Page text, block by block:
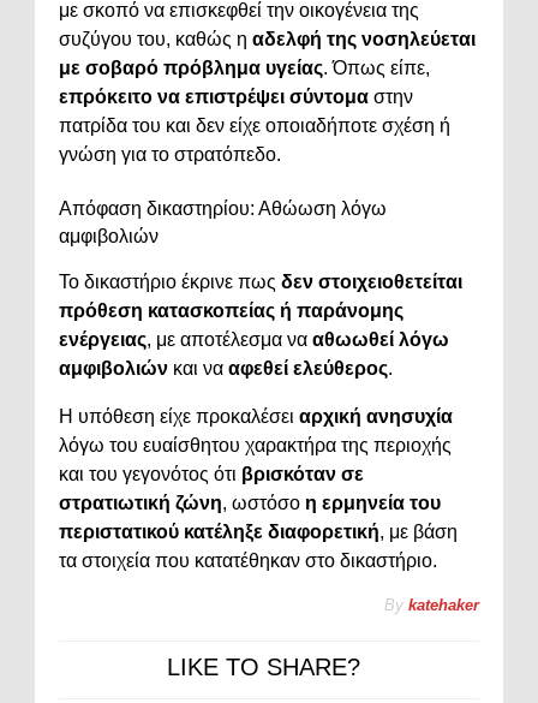
με σκοπό να επισκεφθεί την οικογένεια της
συζύγου του, καθώς η αδελφή της νοσηλεύεται
με σοβαρό πρόβλημα υγείας. Όπως είπε,
επρόκειτο να επιστρέψει σύντομα στην
πατρίδα του και δεν είχε οποιαδήποτε σχέση ή
γνώση για το στρατόπεδο.
Απόφαση δικαστηρίου: Αθώωση λόγω
αμφιβολιών
Το δικαστήριο έκρινε πως δεν στοιχειοθετείται
πρόθεση κατασκοπείας ή παράνομης
ενέργειας, με αποτέλεσμα να αθωωθεί λόγω
αμφιβολιών και να αφεθεί ελεύθερος.
Η υπόθεση είχε προκαλέσει αρχική ανησυχία
λόγω του ευαίσθητου χαρακτήρα της περιοχής
και του γεγονότος ότι βρισκόταν σε
στρατιωτική ζώνη, ωστόσο η ερμηνεία του
περιστατικού κατέληξε διαφορετική, με βάση
τα στοιχεία που κατατέθηκαν στο δικαστήριο.
By katehaker
LIKE TO SHARE?